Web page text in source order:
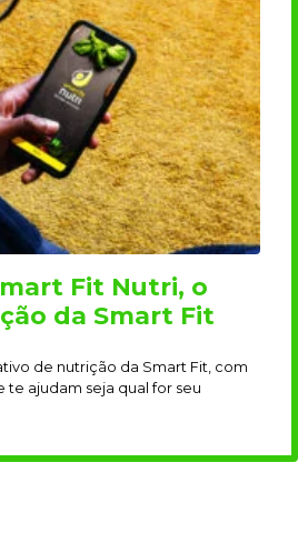
Fit Nutri, o
da Smart Fit
de nutrição da Smart Fit, com
te ajudam seja qual for seu